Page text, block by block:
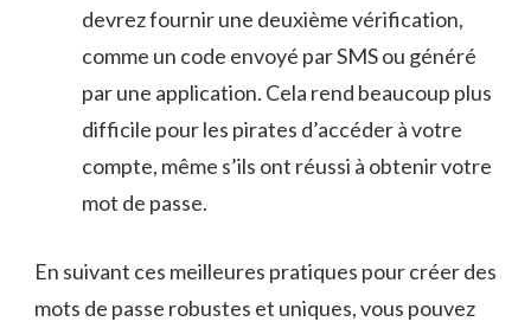
‍devrez⁤ fournir une deuxième ​vérification,
comme un code envoyé par SMS ou ‍généré
par⁣ une⁤ application. Cela ⁤rend beaucoup plus
difficile pour les pirates d’accéder à votre
compte, même‌ s’ils ont ⁣réussi à obtenir votre
mot⁣ de passe.
En suivant ces meilleures pratiques pour créer ⁢des
mots de passe​ robustes et uniques, vous​ pouvez